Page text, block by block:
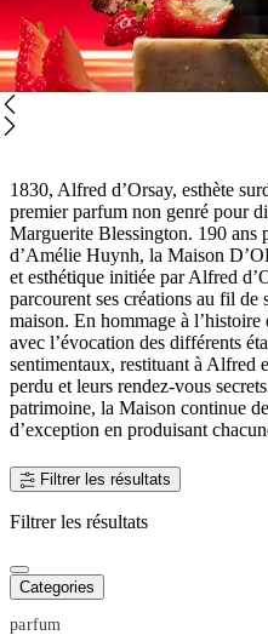
1830, Alfred d’Orsay, esthète
premier parfum non genré pour
Marguerite Blessington. 190 ans
d’Amélie Huynh, la Maison
et esthétique initiée par Alfred
parcourent ses créations au fil de
maison. En hommage à
avec l’évocation des différents
sentimentaux, restituant à Alfred
perdu et leurs rendez-vous
patrimoine, la Maison continue
d’exception en produisant
Filtrer les résultats
Filtrer les résultats
Categories
parfum